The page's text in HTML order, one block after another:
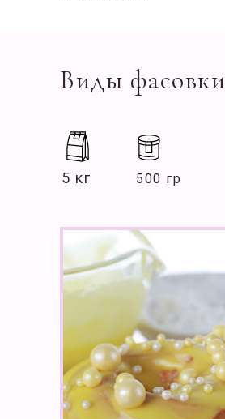
5 кг 500 гр
Виды фасовки